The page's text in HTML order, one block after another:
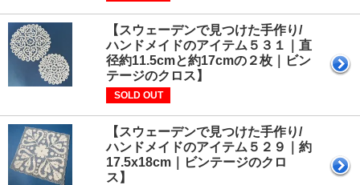
【スウェーデンで見つけた手作り/
ハンドメイドのアイテム５３１｜直
径約11.5cmと約17cmの２枚｜ビン
テージのクロス】
SOLD OUT
【スウェーデンで見つけた手作り/
ハンドメイドのアイテム５２９｜約
17.5x18cm｜ビンテージのクロ
ス】